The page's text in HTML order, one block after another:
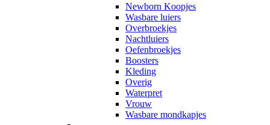
Newborn Koopjes
Wasbare luiers
Overbroekjes
Nachtluiers
Oefenbroekjes
Boosters
Kleding
Overig
Waterpret
Vrouw
Wasbare mondkapjes